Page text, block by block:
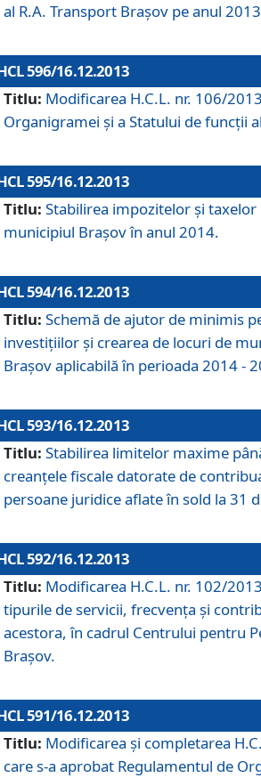
al R.A. Transport Braşov pe anul
596/16.12.2013
Titlu: Modificarea H.C.L. nr. 106/
Organigramei şi a Statului de funcţii
595/16.12.2013
Titlu: Stabilirea impozitelor şi taxelor
municipiul Braşov în anul 2014.
594/16.12.2013
Titlu: Schemă de ajutor de minimis
investiţiilor şi crearea de locuri de
Braşov aplicabilă în perioada 2014 -
593/16.12.2013
Titlu: Stabilirea limitelor maxime
creanţele fiscale datorate de
persoane juridice aflate în sold la 31
592/16.12.2013
Titlu: Modificarea H.C.L. nr. 102/
tipurile de servicii, frecvenţa şi
acestora, în cadrul Centrului pentru
Braşov.
591/16.12.2013
Titlu: Modificarea şi completarea
care s-a aprobat Regulamentul de